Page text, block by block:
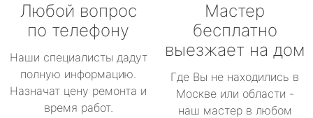
Любой вопрос
по телефону
Наши специалисты дадут
полную информацию.
Назначат цену ремонта и
время работ.
Мастер
бесплатно
выезжает на дом
Где Вы не находились в
Москве или области -
наш мастер в любом